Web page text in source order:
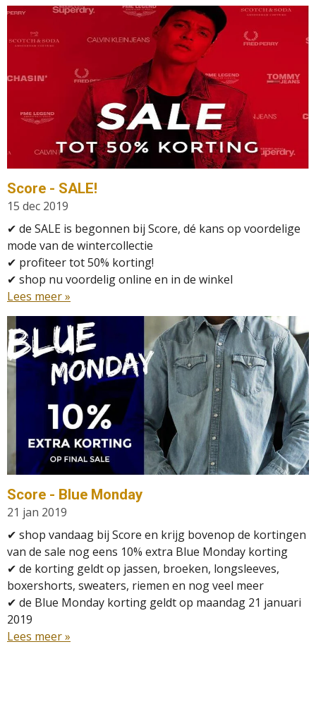
Score - SALE!
15 dec 2019
✔ de SALE is begonnen bij Score, dé kans op voordelige
mode van de wintercollectie
✔ profiteer tot 50% korting!
✔ shop nu voordelig online en in de winkel
Lees meer »
Score - Blue Monday
21 jan 2019
✔ shop vandaag bij Score en krijg bovenop de kortingen
van de sale nog eens 10% extra Blue Monday korting
✔ de korting geldt op jassen, broeken, longsleeves,
boxershorts, sweaters, riemen en nog veel meer
✔ de Blue Monday korting geldt op maandag 21 januari
2019
Lees meer »